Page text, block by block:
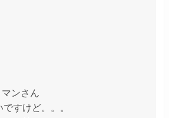
ンさん
すけど。。。